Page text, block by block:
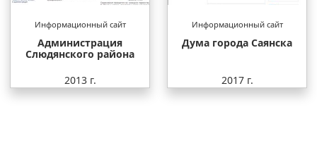
Информационный сайт
Администрация
Слюдянского района
2013 г.
Информационный сайт
Дума города Саянска
2017 г.